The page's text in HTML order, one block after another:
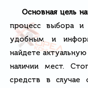
Основная цель
процесс выбора и
удобным и
найдете
наличии мест.
средств в случае